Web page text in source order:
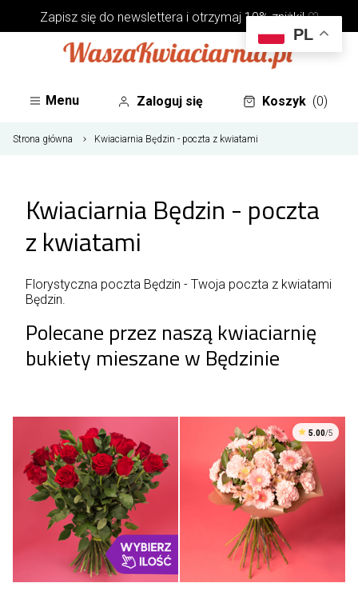
Zapisz się do newsletterai otrzymaj 10% zniżki! ♡
Menu Zaloguj się Koszyk (0)
Strona główna Kwiaciarnia Będzin - poczta z kwiatami
Kwiaciarnia Będzin - poczta
z kwiatami
Florystyczna poczta Będzin - Twoja poczta z kwiatami
Będzin.
Polecane przez naszą kwiaciarnię
bukiety mieszane w Będzinie
5.00/5
PL